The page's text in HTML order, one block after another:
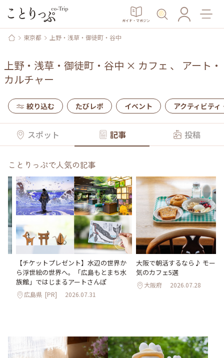
ガイド・マガジン
東京都 上野・浅草・御徒町・谷中
上野・浅草・御徒町・谷中 × カフェ 、 アート・
カルチャー
絞り込む たびレポ イベント アクティビティ
スポット 記事 投稿
ことりっぷで人気の記事
【チケットプレゼント】水辺の世界か
ら浮世絵の世界へ。「広島もとまち水
族館」ではじまるアートさんぽ
広島県 [PR] 2026.07.31
大阪で朝活するなら♪ モーニ
気のカフェ5選
大阪府 2026.07.28